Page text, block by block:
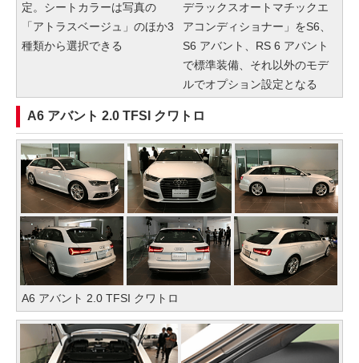
定。シートカラーは写真の
「アトラスベージュ」のほか3
種類から選択できる
デラックスオートマチックエ
アコンディショナー」をS6、
S6 アバント、RS 6 アバント
で標準装備、それ以外のモデ
ルでオプション設定となる
A6 アバント 2.0 TFSI クワトロ
A6 アバント 2.0 TFSI クワトロ